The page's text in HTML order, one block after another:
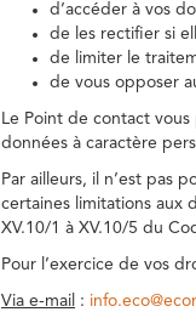
d’accéder à vos
de les rectifier si
de limiter le
de vous opposer
Le Point de contact
données à caractère
Par ailleurs, il n’est pas
certaines limitations aux
XV.10/1 à XV.10/5 du
Pour l’exercice de vos
Via e-mail :